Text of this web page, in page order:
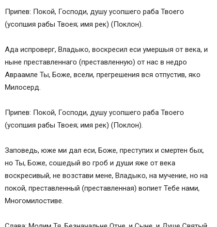
Припев: Покой, Господи, душу усопшего раба Твоего
(усопшия рабы Твоея; имя рек) (Поклон).
Ада испроверг, Владыко, воскресил еси умершыя от века, и
ныне преставленнаго (преставленную) от нас в недро
Авраамле Ты, Боже, всели, прегрешения вся отпустив, яко
Милосерд.
Припев: Покой, Господи, душу усопшего раба Твоего
(усопшия рабы Твоея; имя рек) (Поклон).
Заповедь, юже ми дал еси, Боже, преступих и смертен бых,
но Ты, Боже, сошедый во гроб и души яже от века
воскресивый, не возстави мене, Владыко, на мучение, но на
покой, преставленный (преставленная) вопиет Тебе нами,
Многомилостиве.